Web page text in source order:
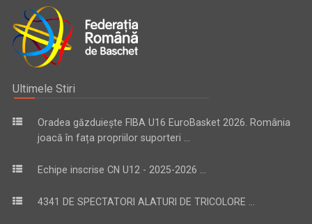
Ultimele Stiri
Oradea găzduiește FIBA U16 EuroBasket 2026. România
joacă în fața propriilor suporteri ...
Echipe inscrise CN U12 - 2025-2026 ...
4341 DE SPECTATORI ALATURI DE TRICOLORE ...